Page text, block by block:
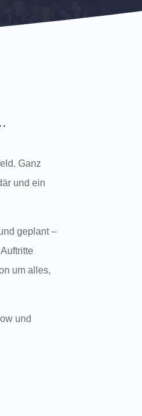
Ganz
und ein
geplant –
um alles,
und